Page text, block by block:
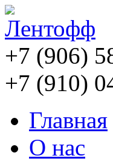
+7 (906)
+7 (910)
Главная
О нас